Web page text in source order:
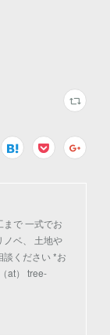
で 一式でお
ノベ、 土地や
談ください *お
at） tree-